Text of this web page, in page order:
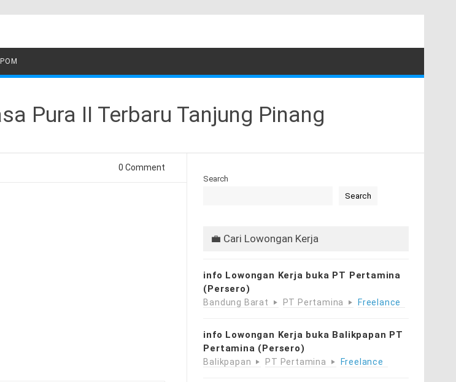
Pura II Terbaru Tanjung Pinang
0 Comment
Search
Search
💼 Cari Lowongan Kerja
info Lowongan Kerja buka PT Pertamina
(Persero)
Bandung Barat PT Pertamina Freelance
info Lowongan Kerja buka Balikpapan PT
Pertamina (Persero)
Balikpapan PT Pertamina Freelance